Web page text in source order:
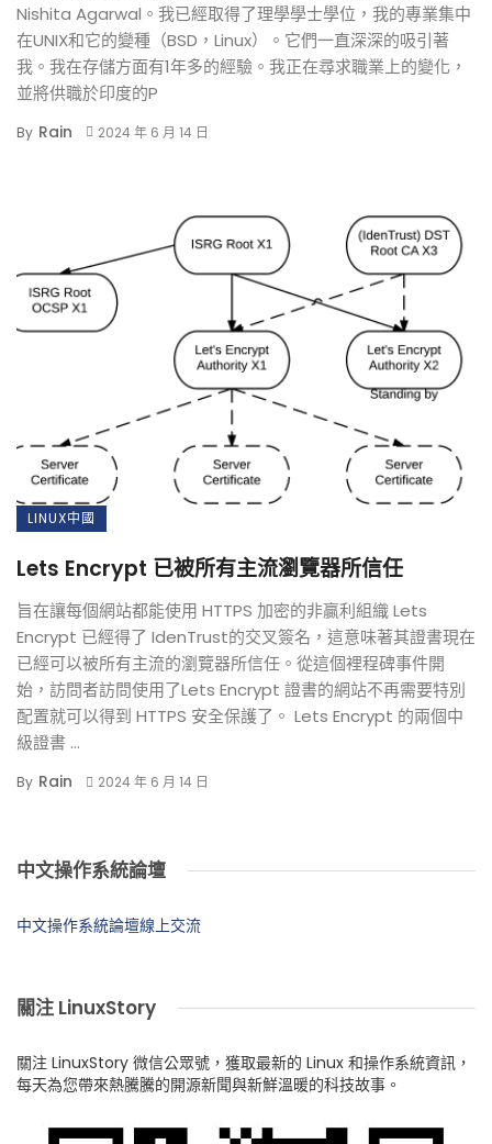
Nishita Agarwal。我已經取得了理學學士學位，我的專業集中
在UNIX和它的變種（BSD，Linux）。它們一直深深的吸引著
我。我在存儲方面有1年多的經驗。我正在尋求職業上的變化，
並將供職於印度的P
By Rain 2024 年 6 月 14 日
LINUX中國
Lets Encrypt 已被所有主流瀏覽器所信任
旨在讓每個網站都能使用 HTTPS 加密的非贏利組織 Lets
Encrypt 已經得了 IdenTrust的交叉簽名，這意味著其證書現在
已經可以被所有主流的瀏覽器所信任。從這個裡程碑事件開
始，訪問者訪問使用了Lets Encrypt 證書的網站不再需要特別
配置就可以得到 HTTPS 安全保護了。 Lets Encrypt 的兩個中
級證書 ...
By Rain 2024 年 6 月 14 日
中文操作系統論壇
中文操作系統論壇線上交流
關注 LinuxStory
關注 LinuxStory 微信公眾號，獲取最新的 Linux 和操作系統資訊，
每天為您帶來熱騰騰的開源新聞與新鮮溫暖的科技故事。